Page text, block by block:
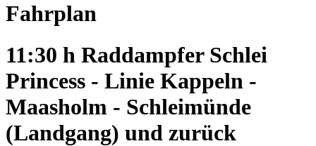
Fahrplan
11:30 h Raddampfer Schlei
Princess - Linie Kappeln -
Maasholm - Schleimünde
(Landgang) und zurück